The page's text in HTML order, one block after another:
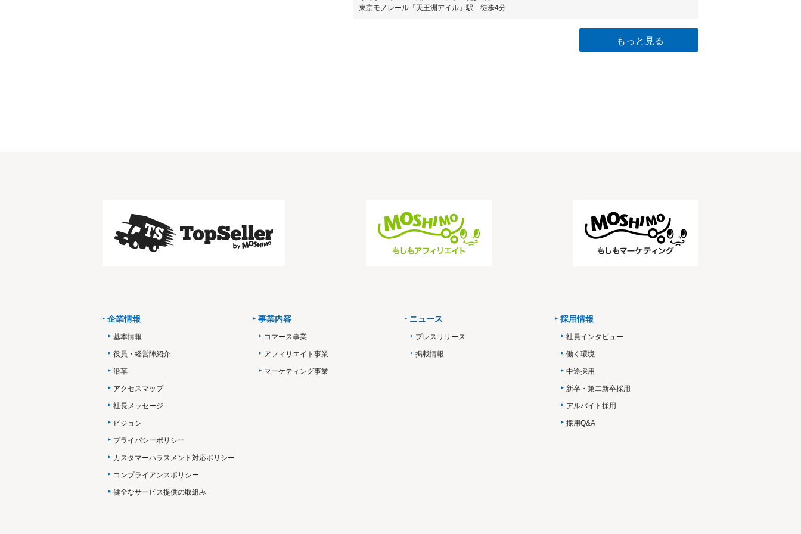
東京モノレール「天王洲アイル」駅 徒歩4分
もっと見る
企業情報
基本情報
役員・経営陣紹介
沿革
アクセスマップ
社長メッセージ
ビジョン
プライバシーポリシー
カスタマーハラスメント対応ポリシー
コンプライアンスポリシー
健全なサービス提供の取組み
事業内容
コマース事業
アフィリエイト事業
マーケティング事業
ニュース
プレスリリース
掲載情報
採用情報
社員インタビュー
働く環境
中途採用
新卒・第二新卒採用
アルバイト採用
採用Q&A